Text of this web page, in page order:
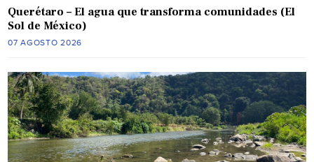
Querétaro – El agua que transforma comunidades (El
Sol de México)
07 AGOSTO 2026